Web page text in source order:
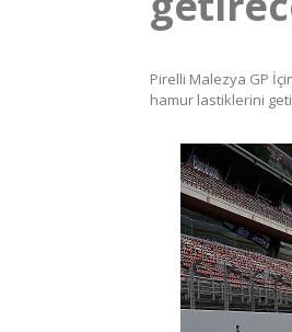
Pirelli Malezya GP
hamur lastiklerini